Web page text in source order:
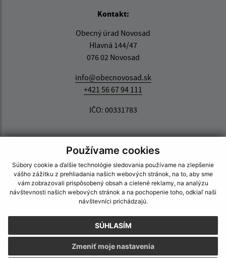
Používame cookies
Súbory cookie a ďalšie technológie sledovania používame na zlepšenie
vášho zážitku z prehliadania našich webových stránok, na to, aby sme
vám zobrazovali prispôsobený obsah a cielené reklamy, na analýzu
návštevnosti našich webových stránok a na pochopenie toho, odkiaľ naši
návštevníci prichádzajú.
SÚHLASÍM
Zmeniť moje nastavenia
Kontakt:
Obecný úrad Novosad
Hlavná 144/47
076 02 Novosad
info@obecnovosad.sk
+421 56 67 94 111
IČO: 00331783